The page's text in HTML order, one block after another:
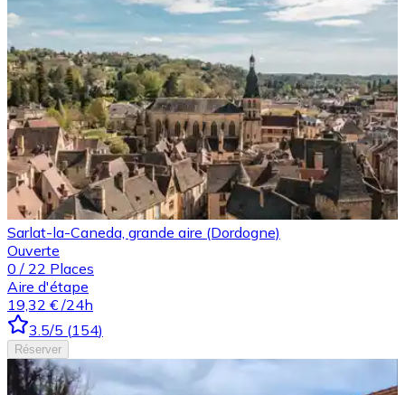
Sarlat-la-Caneda, grande aire (Dordogne)
Ouverte
0 / 22 Places
Aire d'étape
19,32 € /24h
3.5/5 (154)
Réserver